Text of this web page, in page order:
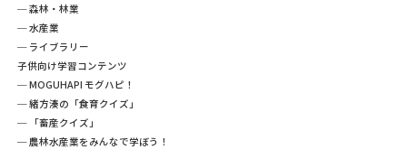
─ 森林・林業
─ 水産業
─ ライブラリー
子供向け学習コンテンツ
─ MOGUHAPI モグハピ！
─ 緒方湊の「食育クイズ」
─ 「畜産クイズ」
─ 農林水産業をみんなで学ぼう！